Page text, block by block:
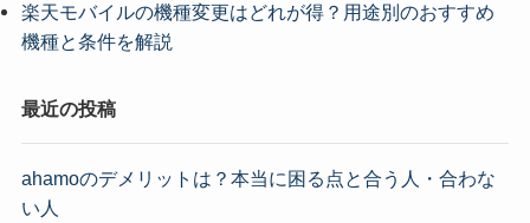
楽天モバイルの機種変更はどれが得？用途別のおすすめ
機種と条件を解説
最近の投稿
ahamoのデメリットは？本当に困る点と合う人・合わな
い人